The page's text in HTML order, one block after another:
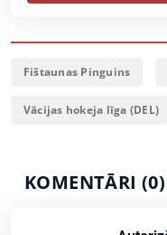
Fištaunas Pinguins
Vācijas hokeja līga (DEL)
KOMENTĀRI (0)